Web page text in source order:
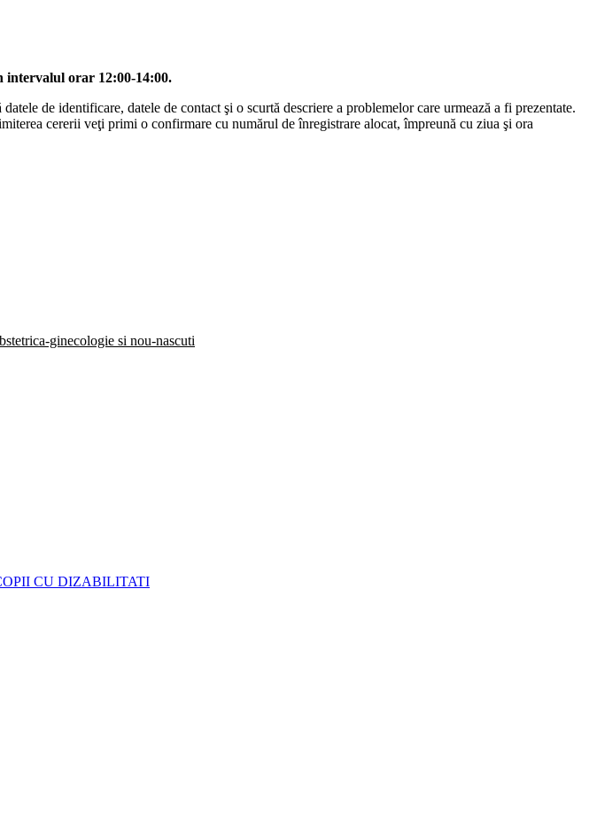
intervalul orar 12:00-14:00.
de identificare, datele de contact şi o scurtă descriere a problemelor care urmează a fi prezentate.
cererii veţi primi o confirmare cu numărul de înregistrare alocat, împreună cu ziua şi ora
ginecologie si nou-nascuti
CU DIZABILITATI